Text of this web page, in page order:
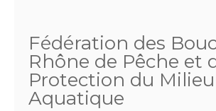
Fédération des
Rhône de Pêche et
Protection du Milieu
Aquatique